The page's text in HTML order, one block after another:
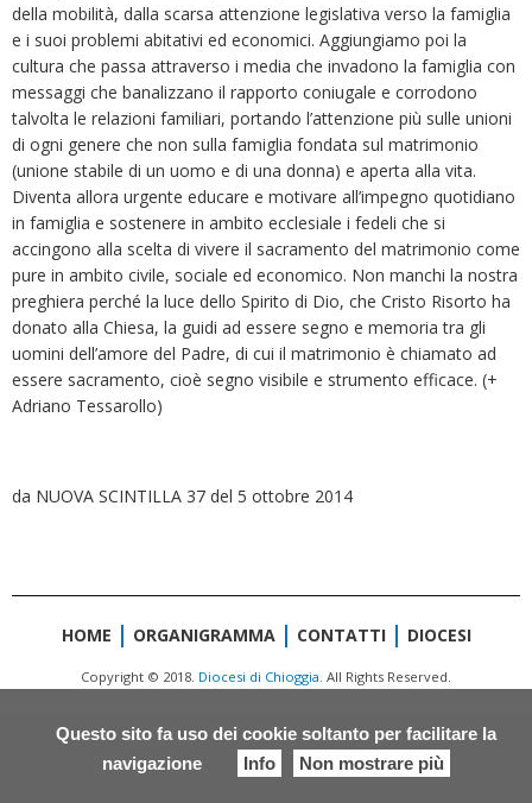
Questo sito fa uso dei cookie soltanto per facilitare la
navigazione
Info Non mostrare più
della mobilità, dalla scarsa attenzione legislativa verso la famiglia
e i suoi problemi abitativi ed economici. Aggiungiamo poi la
cultura che passa attraverso i media che invadono la famiglia con
messaggi che banalizzano il rapporto coniugale e corrodono
talvolta le relazioni familiari, portando l’attenzione più sulle unioni
di ogni genere che non sulla famiglia fondata sul matrimonio
(unione stabile di un uomo e di una donna) e aperta alla vita.
Diventa allora urgente educare e motivare all’impegno quotidiano
in famiglia e sostenere in ambito ecclesiale i fedeli che si
accingono alla scelta di vivere il sacramento del matrimonio come
pure in ambito civile, sociale ed economico. Non manchi la nostra
preghiera perché la luce dello Spirito di Dio, che Cristo Risorto ha
donato alla Chiesa, la guidi ad essere segno e memoria tra gli
uomini dell’amore del Padre, di cui il matrimonio è chiamato ad
essere sacramento, cioè segno visibile e strumento efficace. (+
Adriano Tessarollo)
da NUOVA SCINTILLA 37 del 5 ottobre 2014
HOME ORGANIGRAMMA CONTATTI DIOCESI
Copyright © 2018. Diocesi di Chioggia. All Rights Reserved.